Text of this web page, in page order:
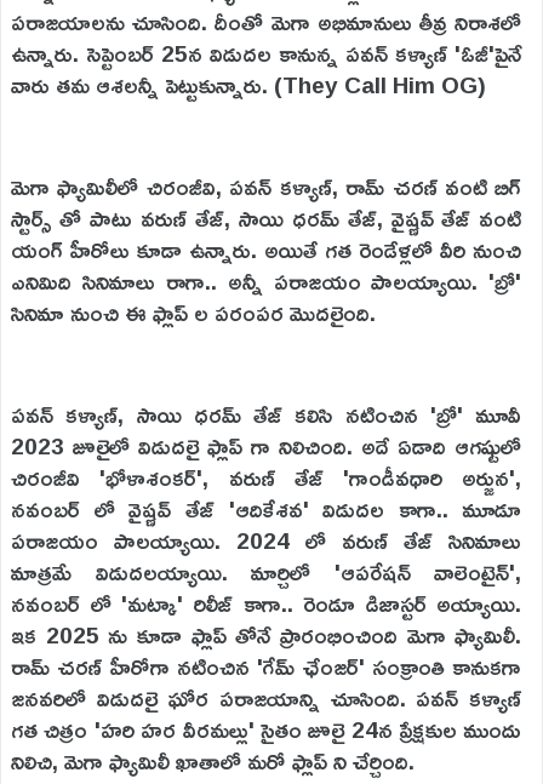
పరాజయాలను చూసింది. దీంతో మెగా అభిమానులు తీవ్ర నిరాశలో
ఉన్నారు. సెప్టెంబర్ 25న విడుదల కానున్న పవన్ కళ్యాణ్ 'ఓజీ'పైనే
వారు తమ ఆశలన్నీ పెట్టుకున్నారు. (They Call Him OG)
మెగా ఫ్యామిలీలో చిరంజీవి, పవన్ కళ్యాణ్, రామ్ చరణ్ వంటి బిగ్
స్టార్స్ తో పాటు వరుణ్ తేజ్, సాయి ధరమ్ తేజ్, వైష్ణవ్ తేజ్ వంటి
యంగ్ హీరోలు కూడా ఉన్నారు. అయితే గత రెండేళ్లలో వీరి నుంచి
ఎనిమిది సినిమాలు రాగా.. అన్నీ పరాజయం పాలయ్యాయి. 'బ్రో'
సినిమా నుంచి ఈ ఫ్లాప్ ల పరంపర మొదలైంది.
పవన్ కళ్యాణ్, సాయి ధరమ్ తేజ్ కలిసి నటించిన 'బ్రో' మూవీ
2023 జూలైలో విడుదలై ఫ్లాప్ గా నిలిచింది. అదే ఏడాది ఆగష్టులో
చిరంజీవి 'భోళాశంకర్', వరుణ్ తేజ్ 'గాండీవధారి అర్జున',
నవంబర్ లో వైష్ణవ్ తేజ్ 'ఆదికేశవ' విడుదల కాగా.. మూడూ
పరాజయం పాలయ్యాయి. 2024 లో వరుణ్ తేజ్ సినిమాలు
మాత్రమే విడుదలయ్యాయి. మార్చిలో 'ఆపరేషన్ వాలెంటైన్',
నవంబర్ లో 'మట్కా' రిలీజ్ కాగా.. రెండూ డిజాస్టర్ అయ్యాయి.
ఇక 2025 ను కూడా ఫ్లాప్ తోనే ప్రారంభించింది మెగా ఫ్యామిలీ.
రామ్ చరణ్ హీరోగా నటించిన 'గేమ్ ఛేంజర్' సంక్రాంతి కానుకగా
జనవరిలో విడుదలై ఘోర పరాజయాన్ని చూసింది. పవన్ కళ్యాణ్
గత చిత్రం 'హరి హర వీరమల్లు' సైతం జూలై 24న ప్రేక్షకుల ముందు
నిలిచి, మెగా ఫ్యామిలీ ఖాతాలో మరో ఫ్లాప్ ని చేర్చింది.